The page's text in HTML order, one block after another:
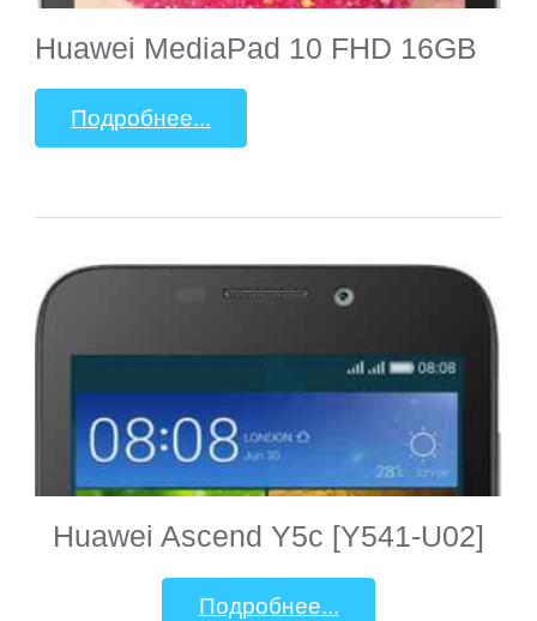
Huawei MediaPad 10 FHD 16GB
Подробнее...
Huawei Ascend Y5c [Y541-U02]
Подробнее...